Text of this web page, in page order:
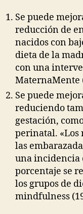
Se puede
reducción de
nacidos con
dieta de la
con una
MaternaMente
Se puede
reduciendo
gestación,
perinatal. «Los
las
una incidencia
porcentaje se
los grupos de
mindfulness